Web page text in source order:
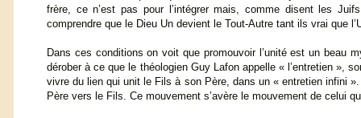
frère, ce n’est pas pour l’intégrer mais, comme disent les
comprendre que le Dieu Un devient le Tout-Autre tant ils vrai que
Dans ces conditions on voit que promouvoir l’unité est un beau
dérober à ce que le théologien Guy Lafon appelle « l’entretien »,
vivre du lien qui unit le Fils à son Père, dans un « entretien infini
Père vers le Fils. Ce mouvement s’avère le mouvement de celui